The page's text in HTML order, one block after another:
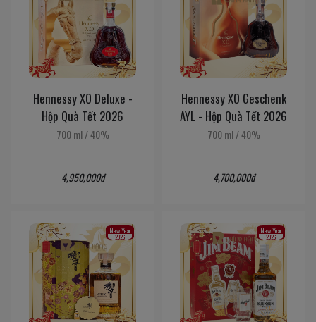
Hennessy XO Deluxe -
Hộp Quà Tết 2026
700 ml /40%
4,950,000đ
Hennessy XO Geschenk
AYL - Hộp Quà Tết 2026
700 ml /40%
4,700,000đ
New Year
2026
New Year
2026